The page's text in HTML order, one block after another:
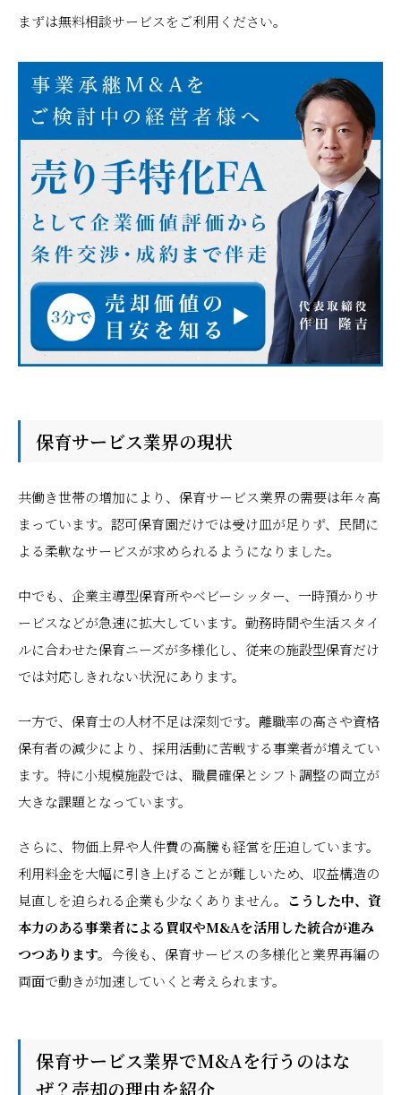
まずは無料相談サービスをご利用ください。
保育サービス業界の現状
共働き世帯の増加により、保育サービス業界の需要は年々高
まっています。認可保育園だけでは受け皿が足りず、民間に
よる柔軟なサービスが求められるようになりました。
中でも、企業主導型保育所やベビーシッター、一時預かりサ
ービスなどが急速に拡大しています。勤務時間や生活スタイ
ルに合わせた保育ニーズが多様化し、従来の施設型保育だけ
では対応しきれない状況にあります。
一方で、保育士の人材不足は深刻です。離職率の高さや資格
保有者の減少により、採用活動に苦戦する事業者が増えてい
ます。特に小規模施設では、職員確保とシフト調整の両立が
大きな課題となっています。
さらに、物価上昇や人件費の高騰も経営を圧迫しています。
利用料金を大幅に引き上げることが難しいため、収益構造の
見直しを迫られる企業も少なくありません。 こうした中、資
本力のある事業者による買収やM&Aを活用した統合が進み
つつあります。 今後も、保育サービスの多様化と業界再編の
両面で動きが加速していくと考えられます。
保育サービス業界でM&Aを行うのはな
ぜ？売却の理由を紹介